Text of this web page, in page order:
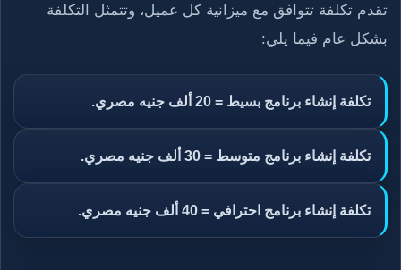
تقدم تكلفة تتوافق مع ميزانية كل عميل، وتتمثل التكلفة
بشكل عام فيما يلي:
تكلفة إنشاء برنامج بسيط = 20 ألف جنيه مصري.
تكلفة إنشاء برنامج متوسط = 30 ألف جنيه مصري.
تكلفة إنشاء برنامج احترافي = 40 ألف جنيه مصري.